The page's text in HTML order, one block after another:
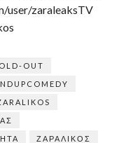
user/zaraleaksTV
OUT
ΖΑΡΑΛΊΚΟΣ